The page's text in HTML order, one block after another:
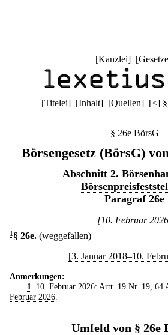
[Kanzlei] [Gesetze
[Titelei] [Inhalt] [Quellen] [<]
§ 26e BörsG
Börsengesetz (BörsG)
Abschnitt 2.
Paragraf 26e
[10. Februar
1 § 26e. (weggefallen)
[3. Januar 2018–10.
Anmerkungen:
1
. 10. Februar 2026: Artt. 19 Nr. 19, 64
Februar 2026
Umfeld von § 26e